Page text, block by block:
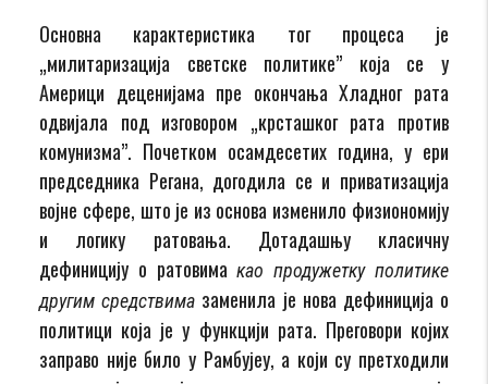
Основна карактеристика тог процеса је
„милитаризација светске политике” која се у
Америци деценијама пре окончања Хладног рата
одвијала под изговором „крсташког рата против
комунизма”. Почетком осамдесетих година, у ери
председника Регана, догодила се и приватизација
војне сфере, што је из основа изменило физиономију
и логику ратовања. Дотадашњу класичну
дефиницију о ратовимакао продужетку политике
другим средствима заменила је нова дефиниција о
политици која је у функцији рата. Преговори којих
заправо није било у Рамбујеу, а који су претходили